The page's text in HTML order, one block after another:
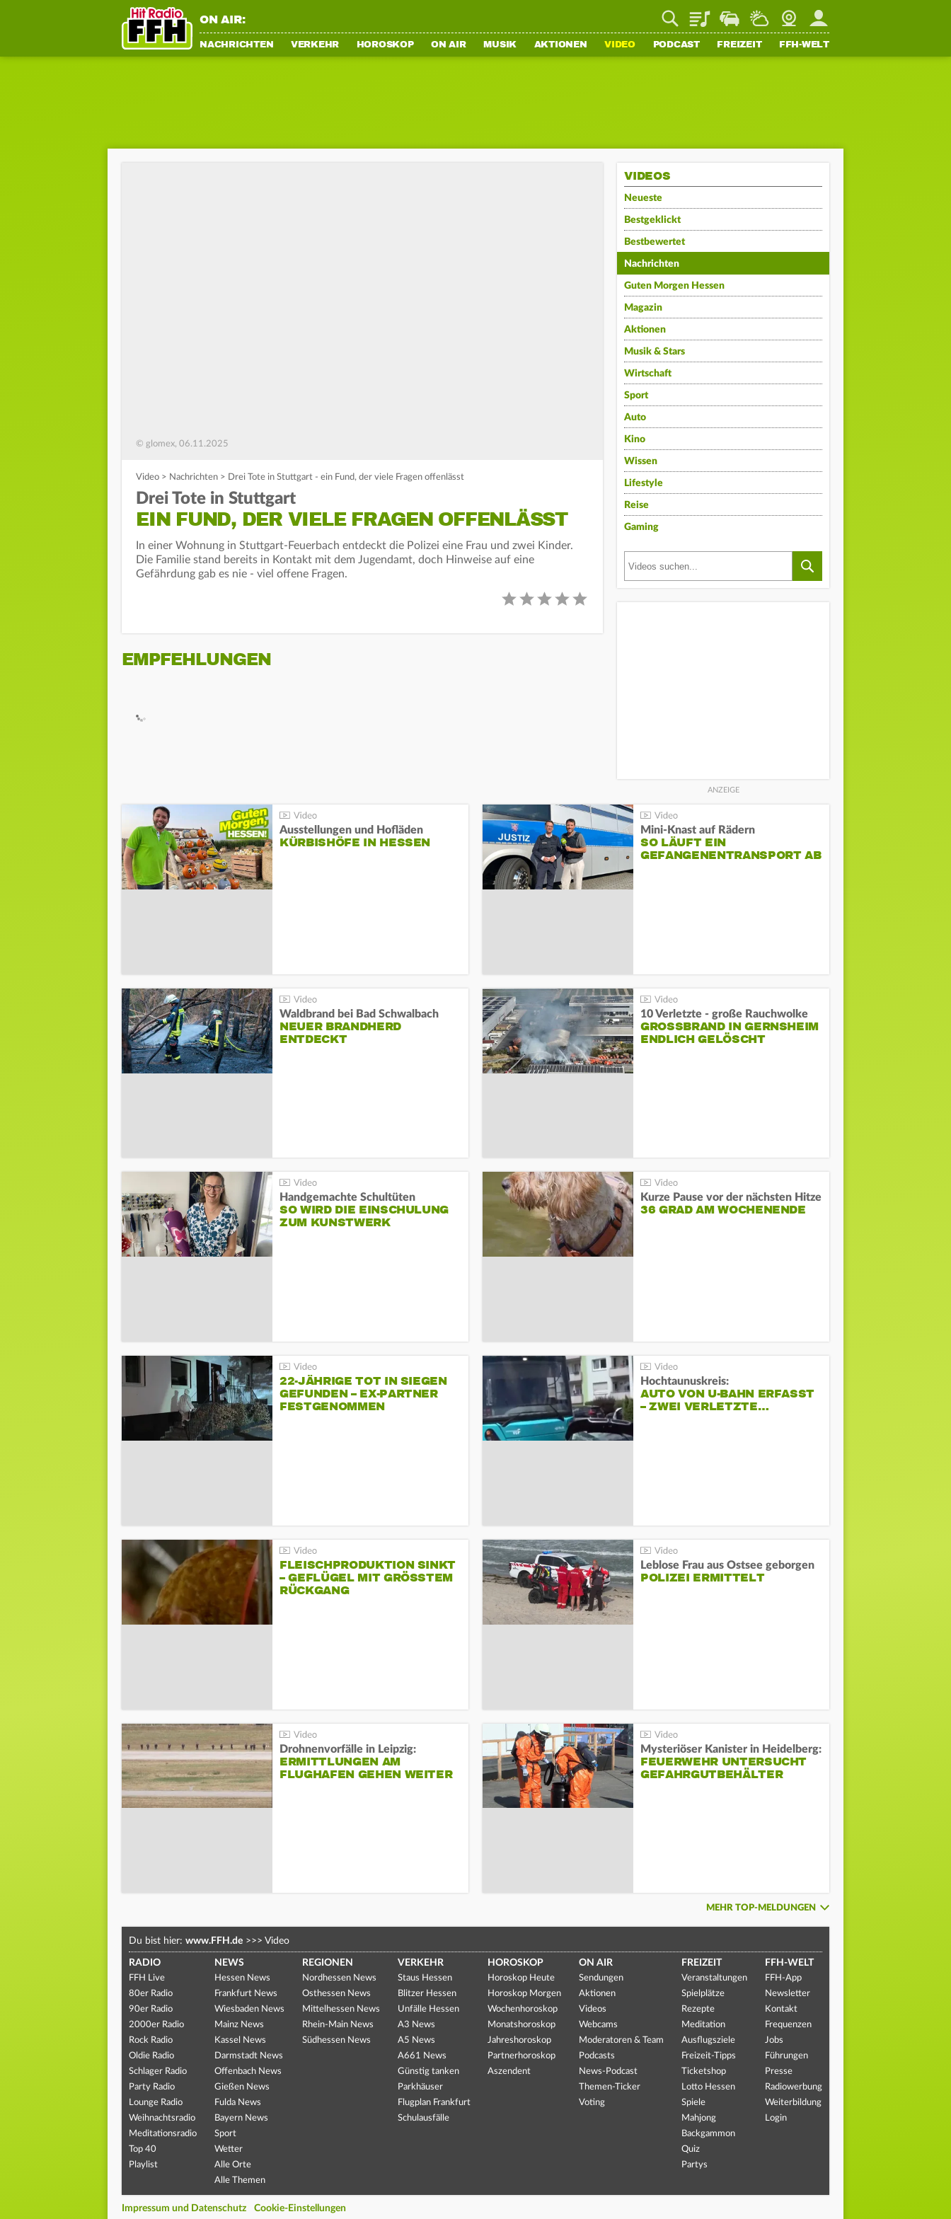
ON AIR: PlaylistStaupilotWetterWebcamMein FFH
NACHRICHTEN VERKEHR HOROSKOP ON AIR MUSIK AKTIONEN VIDEO PODCAST FREIZEIT FFH-WELT
© glomex, 06.11.2025
Video > Nachrichten > Drei Tote in Stuttgart - ein Fund, der viele Fragen offenlässt
Drei Tote in Stuttgart
EIN FUND, DER VIELE FRAGEN OFFENLÄSST
In einer Wohnung in Stuttgart-Feuerbach entdeckt die Polizei eine Frau und zwei Kinder.
Die Familie stand bereits in Kontakt mit dem Jugendamt, doch Hinweise auf eine
Gefährdung gab es nie - viel offene Fragen.
EMPFEHLUNGEN
VIDEOS
Neueste
Bestgeklickt
Bestbewertet
Nachrichten
Guten Morgen Hessen
Magazin
Aktionen
Musik & Stars
Wirtschaft
Sport
Auto
Kino
Wissen
Lifestyle
Reise
Gaming
Ausstellungen und Hofläden
KÜRBISHÖFE IN HESSEN
Mini-Knast auf Rädern
SO LÄUFT EIN
GEFANGENENTRANSPORT AB
Waldbrand bei Bad Schwalbach
NEUER BRANDHERD
ENTDECKT
10 Verletzte - große Rauchwolke
GROSSBRAND IN GERNSHEIM E
NDLICH GELÖSCHT
Handgemachte Schultüten
SO WIRD DIE EINSCHULUNG
ZUM KUNSTWERK
Kurze Pause vor der nächsten Hitze
36 GRAD AM WOCHENENDE
22-JÄHRIGE TOT IN SIEGEN
GEFUNDEN – EX-PARTNER
FESTGENOMMEN
Hochtaunuskreis:
AUTO VON U-BAHN ERFASST
– ZWEI VERLETZTE…
FLEISCHPRODUKTION SINKT
– GEFLÜGEL MIT GRÖSSTEM R
ÜCKGANG
Leblose Frau aus Ostsee geborgen
POLIZEI ERMITTELT
Drohnenvorfälle in Leipzig:
ERMITTLUNGEN AM
FLUGHAFEN GEHEN WEITER
Mysteriöser Kanister in Heidelberg:
FEUERWEHR UNTERSUCHT
GEFAHRGUTBEHÄLTER
MEHR TOP-MELDUNGEN
Du bist hier: www.FFH.de >>> Video
RADIO
FFH Live
80er Radio
90er Radio
2000er Radio
Rock Radio
Oldie Radio
Schlager Radio
Party Radio
Lounge Radio
Weihnachtsradio
Meditationsradio
Top 40
Playlist
NEWS
Hessen News
Frankfurt News
Wiesbaden News
Mainz News
Kassel News
Darmstadt News
Offenbach News
Gießen News
Fulda News
Bayern News
Sport
Wetter
Alle Orte
Alle Themen
REGIONEN
Nordhessen News
Osthessen News
Mittelhessen News
Rhein-Main News
Südhessen News
VERKEHR
Staus Hessen
Blitzer Hessen
Unfälle Hessen
A3 News
A5 News
A661 News
Günstig tanken
Parkhäuser
Flugplan Frankfurt
Schulausfälle
HOROSKOP
Horoskop Heute
Horoskop Morgen
Wochenhoroskop
Monatshoroskop
Jahreshoroskop
Partnerhoroskop
Aszendent
ON AIR
Sendungen
Aktionen
Videos
Webcams
Moderatoren & Team
Podcasts
News-Podcast
Themen-Ticker
Voting
FREIZEIT
Veranstaltungen
Spielplätze
Rezepte
Meditation
Ausflugsziele
Freizeit-Tipps
Ticketshop
Lotto Hessen
Spiele
Mahjong
Backgammon
Quiz
Partys
FFH-WELT
FFH-App
Newsletter
Kontakt
Frequenzen
Jobs
Führungen
Presse
Radiowerbung
Weiterbildung
Login
Impressum und Datenschutz Cookie-Einstellungen